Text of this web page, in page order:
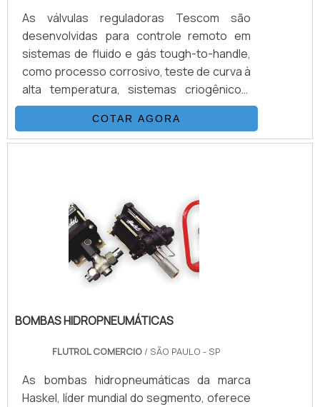
As válvulas reguladoras Tescom são
desenvolvidas para controle remoto em
sistemas de fluido e gás tough-to-handle,
como processo corrosivo, teste de curva à
alta temperatura, sistemas criogênicos,
amostragem de geradores de vapor, e
ambientes arriscados. Vale destacar que
os produtos são virtualmente livres de
tamanho compacto e peso dessas
unidades permitem instalação onde o
espaço e peso trariam dificuldades.INFO.
COTAR AGORA
BOMBAS HIDROPNEUMÁTICAS
FLUTROL COMERCIO / SÃO PAULO - SP
As bombas hidropneumáticas da marca
Haskel, líder mundial do segmento, oferece